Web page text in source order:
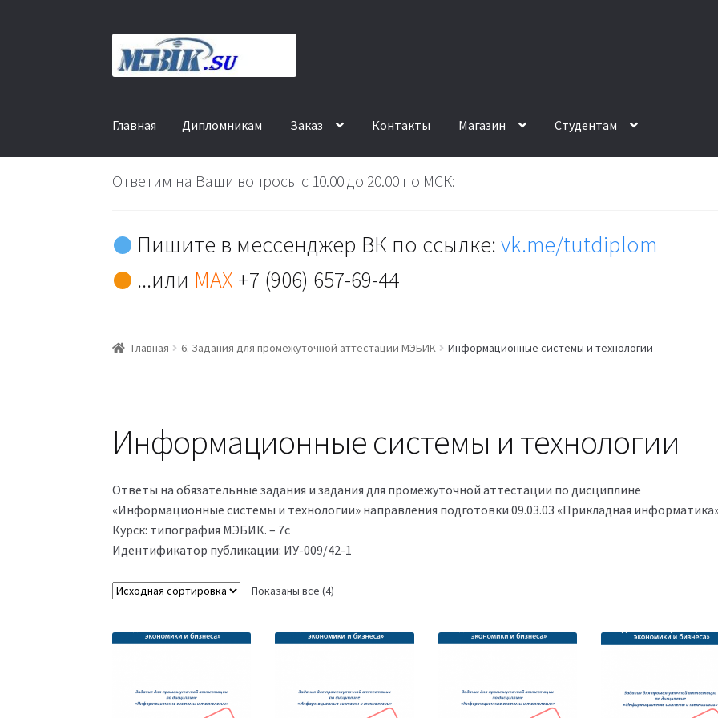
Перейти
навигации
Перейти
содержимому
Главная Дипломникам Заказ Контакты Магазин Студентам
Ответим на Ваши вопросы с 10.00 до 20.00 по МСК:
Пишите в мессенджер ВК по ссылке:vk.me/tutdiplom
...или MAX +7 (906) 657-69-44
Главная 6. Задания для промежуточной аттестации МЭБИК Информационные системы и технологии
Информационные системы и технологии
Ответы на обязательные задания и задания для промежуточной аттестации по дисциплине
«Информационные системы и технологии» направления подготовки 09.03.03 «Прикладная
Курск: типография МЭБИК. – 7с
Идентификатор публикации: ИУ-009/42-1
Показаны все (4)